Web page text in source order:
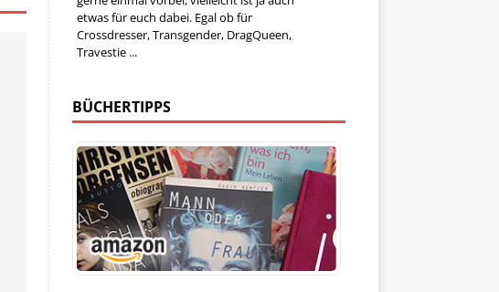
etwas für euch dabei. Egal ob für
Crossdresser, Transgender, DragQueen,
Travestie ...
BÜCHERTIPPS